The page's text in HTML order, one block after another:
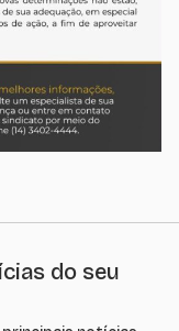
do seu